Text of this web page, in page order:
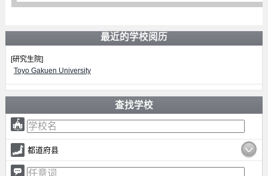
最近的学校阅历
[研究生院]
Toyo Gakuen University
查找学校
都道府县